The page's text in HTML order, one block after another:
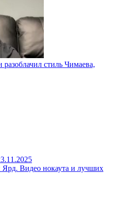
стиль Чимаева,
Видео нокаута и лучших